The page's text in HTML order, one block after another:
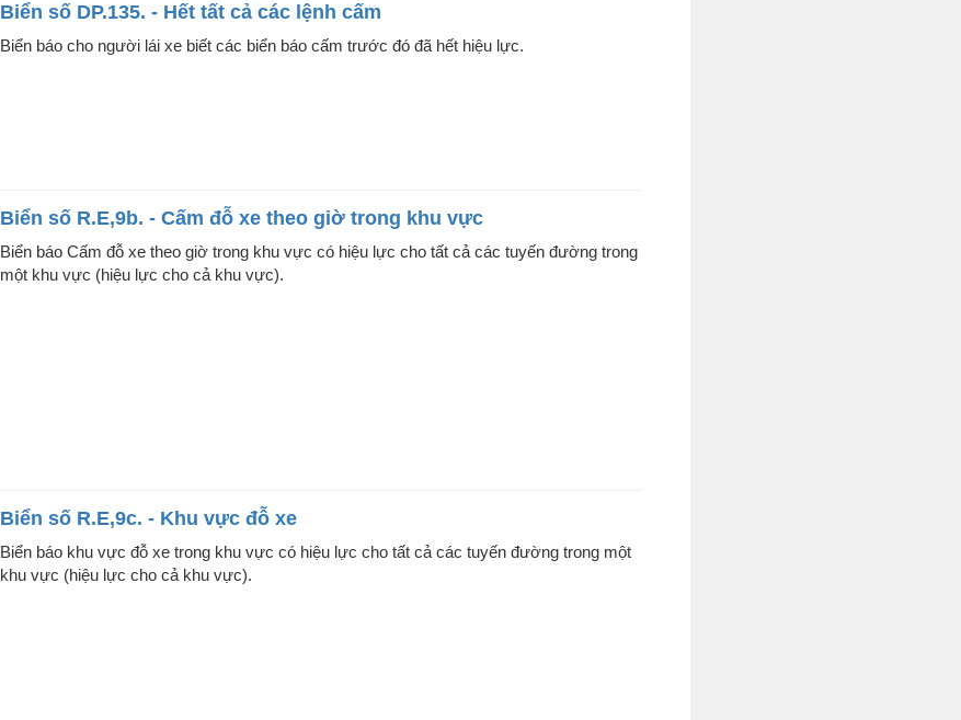
Biển số DP.135. - Hết tất cả các lệnh cấm
Biển báo cho người lái xe biết các biển báo cấm trước đó đã hết hiệu lực.
Biển số R.E,9b. - Cấm đỗ xe theo giờ trong khu vực
Biển báo Cấm đỗ xe theo giờ trong khu vực có hiệu lực cho tất cả các tuyến đường trong
một khu vực (hiệu lực cho cả khu vực).
Biển số R.E,9c. - Khu vực đỗ xe
Biển báo khu vực đỗ xe trong khu vực có hiệu lực cho tất cả các tuyến đường trong một
khu vực (hiệu lực cho cả khu vực).